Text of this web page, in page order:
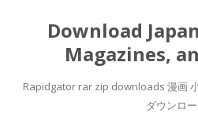
Download
Magazines,
Rapidgator rar zip downloads 漫画
ダウンロ